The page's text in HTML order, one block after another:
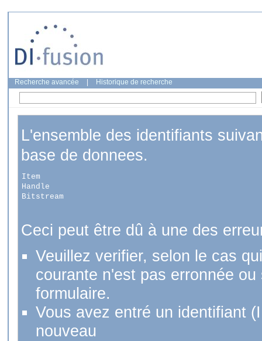
Recherche avancée Historique de recherche
L'ensemble des identifiants
base de donnees.
Item
Handle
Bitstream
Ceci peut être dû à une des
Veuillez verifier, selon le cas
courante n'est pas erronnée
formulaire.
Vous avez entré un identifiant
nouveau